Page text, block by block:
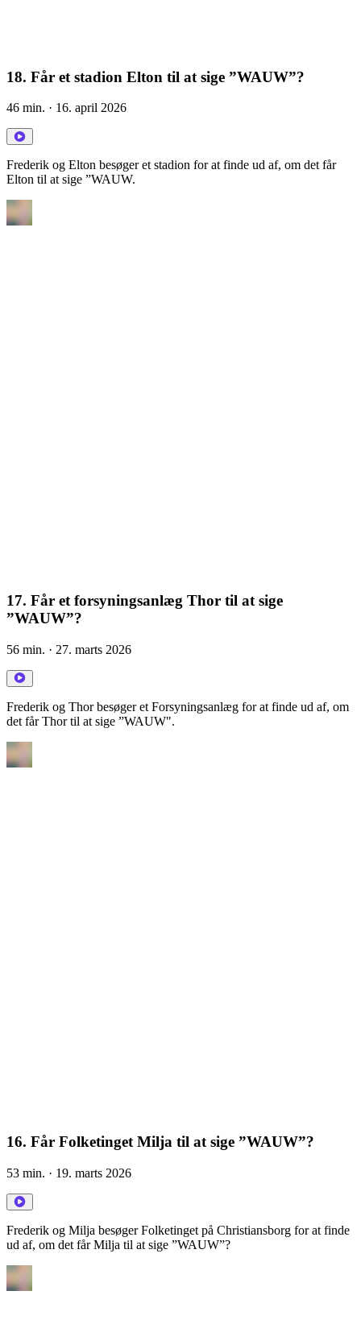
18. Får et stadion Elton til at sige ”WAUW”?
46 min. · 16. april 2026
Frederik og Elton besøger et stadion for at finde ud af, om det får
Elton til at sige ”WAUW.
17. Får et forsyningsanlæg Thor til at sige
”WAUW”?
56 min. · 27. marts 2026
Frederik og Thor besøger et Forsyningsanlæg for at finde ud af, om
det får Thor til at sige ”WAUW".
16. Får Folketinget Milja til at sige ”WAUW”?
53 min. · 19. marts 2026
Frederik og Milja besøger Folketinget på Christiansborg for at finde
ud af, om det får Milja til at sige ”WAUW”?